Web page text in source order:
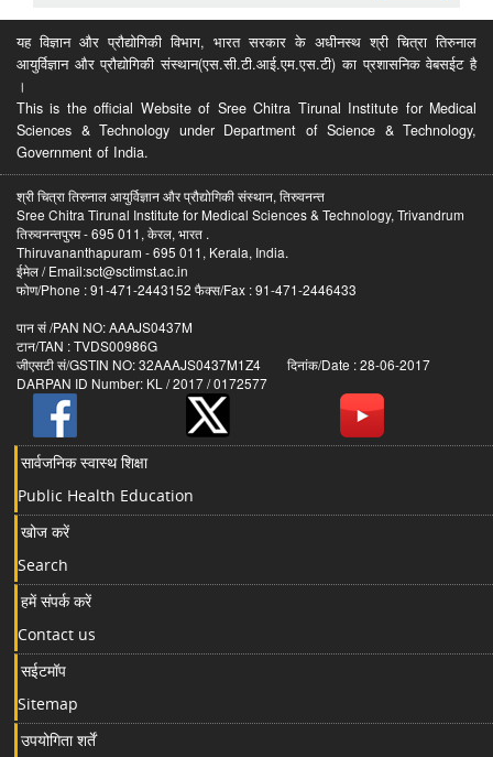
यह विज्ञान और प्रौद्योगिकी विभाग, भारत सरकार के अधीनस्थ श्री चित्रा तिरुनाल
आयुर्विज्ञान और प्रौद्योगिकी संस्थान(एस.सी.टी.आई.एम.एस.टी) का प्रशासनिक वेबसईट है
।
This is the official Website of Sree Chitra Tirunal Institute for Medical
Sciences & Technology under Department of Science & Technology,
Government of India.
श्री चित्रा तिरुनाल आयुर्विज्ञान और प्रौद्योगिकी संस्थान, तिरुवनन्त
Sree Chitra Tirunal Institute for Medical Sciences & Technology, Trivandrum
तिरुवनन्तपुरम - 695 011, केरल, भारत .
Thiruvananthapuram - 695 011, Kerala, India.
ईमेल / Email:sct@sctimst.ac.in
फोण/Phone : 91-471-2443152 फैक्स/Fax : 91-471-2446433
पान सं /PAN NO: AAAJS0437M
टान/TAN : TVDS00986G
जीएसटी सं/GSTIN NO: 32AAAJS0437M1Z4 दिनांक/Date : 28-06-2017
DARPAN ID Number: KL / 2017 / 0172577
सार्वजनिक स्वास्थ शिक्षा
Public Health Education
खोज करें
Search
हमें संपर्क करें
Contact us
सईटमॉप
Sitemap
उपयोगिता शर्तें